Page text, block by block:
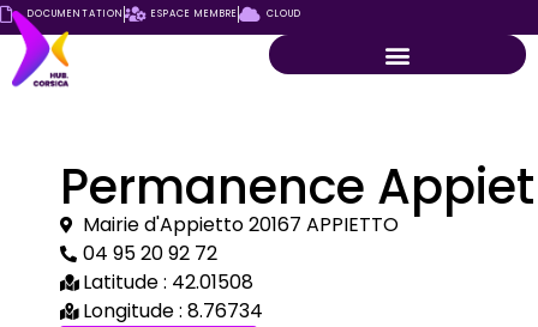
DOCUMENTATION ESPACE MEMBRE CLOUD
Permanence
Mairie d'Appietto 20167 APPIETTO
04 95 20 92 72
Latitude : 42.01508
Longitude : 8.76734